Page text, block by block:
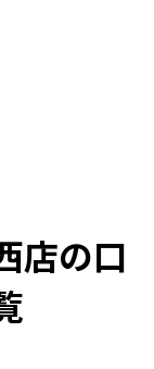
店の口